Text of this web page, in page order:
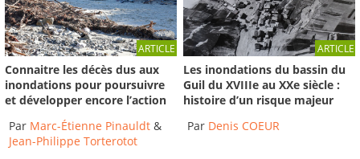
ARTICLE
Connaitre les décès dus aux
inondations pour poursuivre
et développer encore l’action
Par Marc-Étienne Pinauldt &
Jean-Philippe Torterotot
ARTICLE
Les inondations du bassin du
Guil du XVIIIe au XXe siècle :
histoire d’un risque majeur
Par Denis COEUR